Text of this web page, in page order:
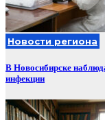
Новости региона
В Новосибирске
инфекции